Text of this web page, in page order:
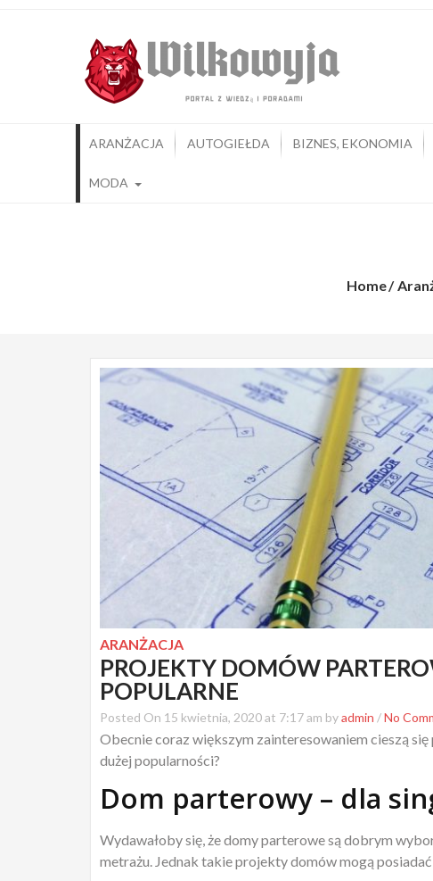
ARANŻACJA AUTOGIEŁDA BIZNES, EKONOMIA
MODA
Home
ARANŻACJA
PROJEKTY DOMÓW
POPULARNE
Posted On 15 kwietnia, 2020 at 7:17 am byadmin /No
Obecnie coraz większym zainteresowaniem cieszą
dużej popularności?
Dom parterowy – dla
Wydawałoby się, że domy parterowe są dobrym
metrażu. Jednak takie projekty domów mogą